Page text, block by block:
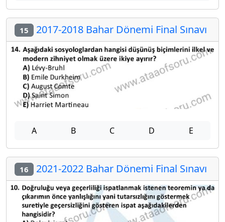
15 2017-2018 Bahar Dönemi Final Sınavı
A B C D E
16 2021-2022 Bahar Dönemi Final Sınavı